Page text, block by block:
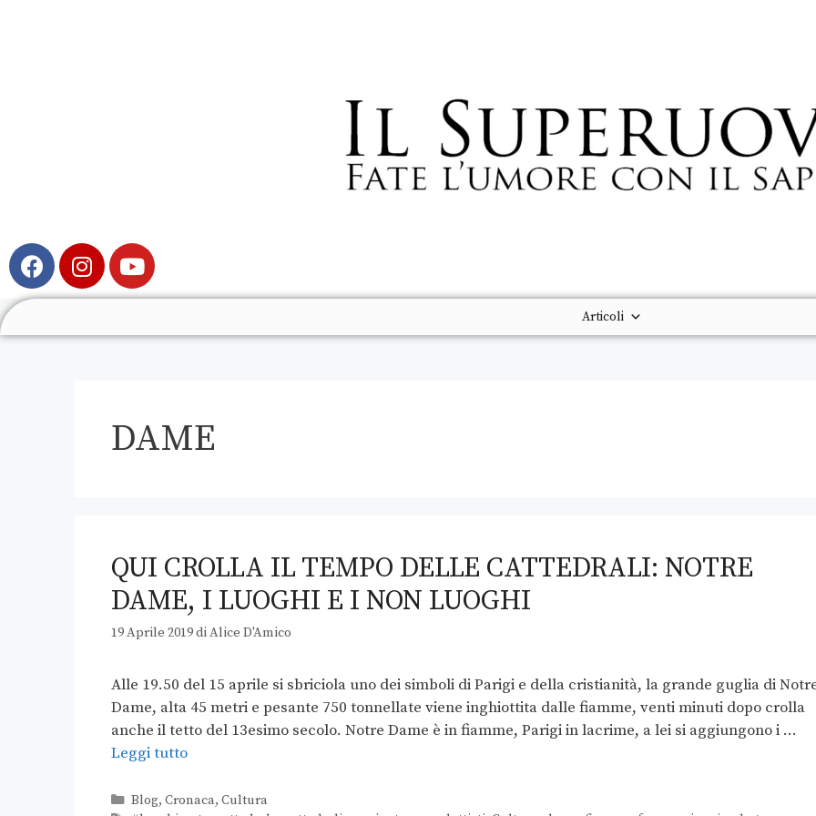
Articoli
DAME
QUI CROLLA IL TEMPO DELLE CATTEDRALI: NOTRE
DAME, I LUOGHI E I NON LUOGHI
19 Aprile 2019diAlice D'Amico
Alle 19.50 del 15 aprile si sbriciola uno dei simboli di Parigi e della cristianità, la grande guglia di
Dame, alta 45 metri e pesante 750 tonnellate viene inghiottita dalle fiamme, venti minuti dopo crolla
anche il tetto del 13esimo secolo. Notre Dame è in fiamme, Parigi in lacrime, a lei si aggiungono i …
Leggi tutto
Blog, Cronaca, Cultura